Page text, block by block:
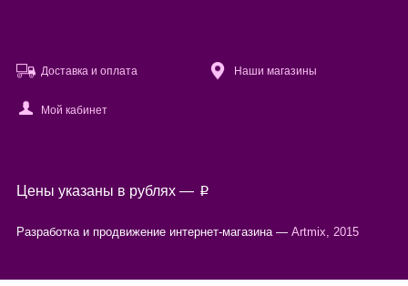
Доставка и оплата Наши магазины
Мой кабинет
Цены указаны в рублях — p
Разработка и продвижение интернет-магазина — Artmix, 2015
Используя настоящий сайт, вы предоставляете согласие на